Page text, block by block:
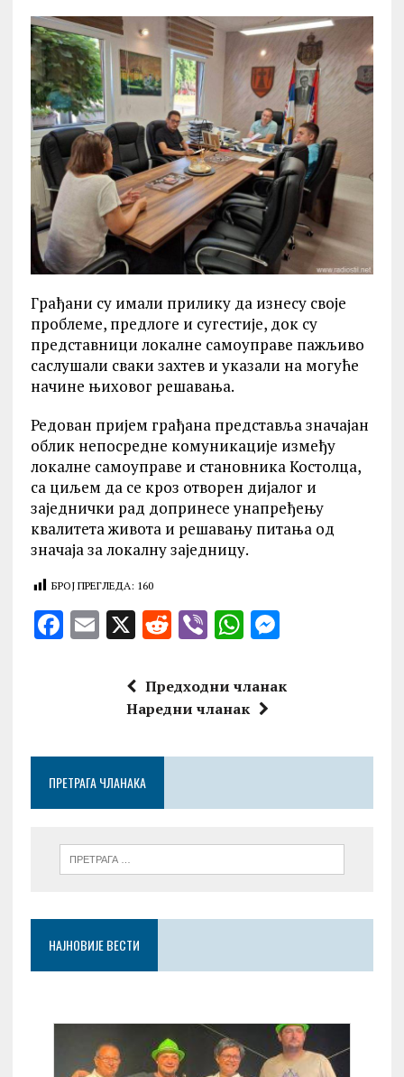
Грађани су имали прилику да изнесу своје
проблеме, предлоге и сугестије, док су
представници локалне самоуправе пажљиво
саслушали сваки захтев и указали на могуће
начине њиховог решавања.
Редован пријем грађана представља значајан
облик непосредне комуникације између
локалне самоуправе и становника Костолца,
са циљем да се кроз отворен дијалог и
заједнички рад допринесе унапређењу
квалитета живота и решавању питања од
значаја за локалну заједницу.
БРОЈ ПРЕГЛЕДА: 160
F
o
k
E X R
d
di
V
er
W
at
s
p
M
se
er
Предходни чланак
Наредни чланак
ПРЕТРАГА ЧЛАНАКА
НАЈНОВИЈЕ ВЕСТИ